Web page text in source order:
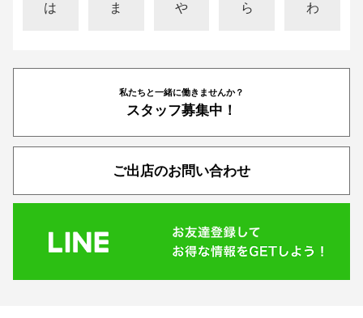
は ま や ら わ
私たちと一緒に働きませんか？
スタッフ募集中！
ご出店のお問い合わせ